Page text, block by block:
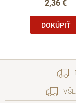
2,36 €
DOKÚPIŤ